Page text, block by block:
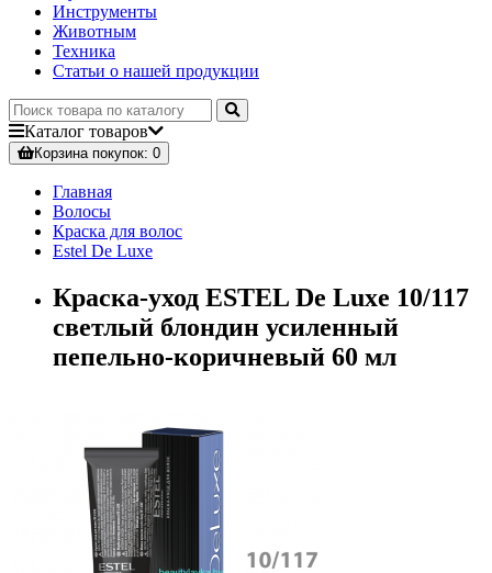
Инструменты
Животным
Техника
Статьи о нашей продукции
Каталог товаров
Корзинапокупок: 0
Главная
Волосы
Краска для волос
Estel De Luxe
Краска-уход ESTEL De Luxe 10/117
светлый блондин усиленный
пепельно-коричневый 60 мл